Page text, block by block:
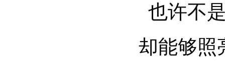
也许不是
却能够照